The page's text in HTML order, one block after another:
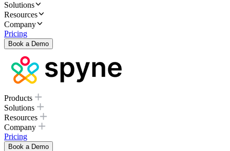
Solutions
Resources
Company
Pricing
Book a Demo
Products
Solutions
Resources
Company
Pricing
Book a Demo